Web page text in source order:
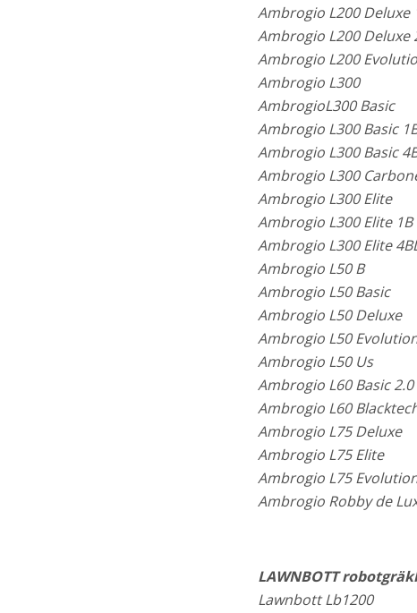
Ambrogio L200 Deluxe
Ambrogio L200 Deluxe
Ambrogio L200
Ambrogio L300
AmbrogioL300 Basic
Ambrogio L300 Basic
Ambrogio L300 Basic
Ambrogio L300
Ambrogio L300 Elite
Ambrogio L300 Elite 1B
Ambrogio L300 Elite
Ambrogio L50 B
Ambrogio L50 Basic
Ambrogio L50 Deluxe
Ambrogio L50
Ambrogio L50 Us
Ambrogio L60 Basic 2.0
Ambrogio L60
Ambrogio L75 Deluxe
Ambrogio L75 Elite
Ambrogio L75
Ambrogio Robby de
LAWNBOTT
Lawnbott Lb1200